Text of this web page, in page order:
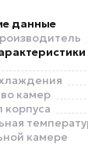
данные
камер
корпуса
камере